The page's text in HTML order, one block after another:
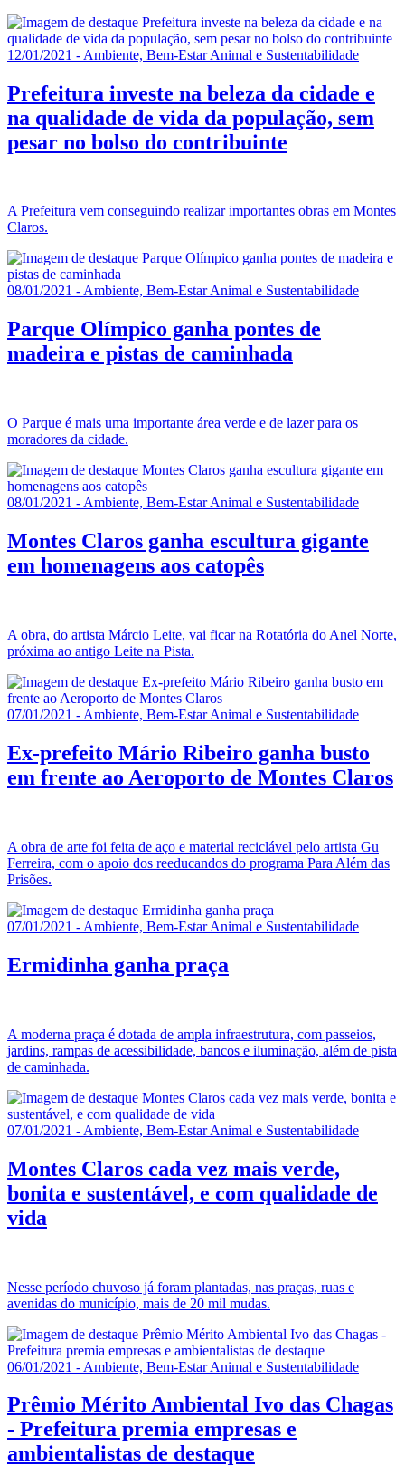
12/01/2021 - Ambiente, Bem-Estar Animal e Sustentabilidade
Prefeitura investe na beleza da cidade e
na qualidade de vida da população, sem
pesar no bolso do contribuinte
A Prefeitura vem conseguindo realizar importantes obras em Montes
Claros.
08/01/2021 - Ambiente, Bem-Estar Animal e Sustentabilidade
Parque Olímpico ganha pontes de
madeira e pistas de caminhada
O Parque é mais uma importante área verde e de lazer para os
moradores da cidade.
08/01/2021 - Ambiente, Bem-Estar Animal e Sustentabilidade
Montes Claros ganha escultura gigante
em homenagens aos catopês
A obra, do artista Márcio Leite, vai ficar na Rotatória do Anel Norte,
próxima ao antigo Leite na Pista.
07/01/2021 - Ambiente, Bem-Estar Animal e Sustentabilidade
Ex-prefeito Mário Ribeiro ganha busto
em frente ao Aeroporto de Montes Claros
A obra de arte foi feita de aço e material reciclável pelo artista Gu
Ferreira, com o apoio dos reeducandos do programa Para Além das
Prisões.
07/01/2021 - Ambiente, Bem-Estar Animal e Sustentabilidade
Ermidinha ganha praça
A moderna praça é dotada de ampla infraestrutura, com passeios,
jardins, rampas de acessibilidade, bancos e iluminação, além de pista
de caminhada.
07/01/2021 - Ambiente, Bem-Estar Animal e Sustentabilidade
Montes Claros cada vez mais verde,
bonita e sustentável, e com qualidade de
vida
Nesse período chuvoso já foram plantadas, nas praças, ruas e
avenidas do município, mais de 20 mil mudas.
06/01/2021 - Ambiente, Bem-Estar Animal e Sustentabilidade
Prêmio Mérito Ambiental Ivo das Chagas
- Prefeitura premia empresas e
ambientalistas de destaque